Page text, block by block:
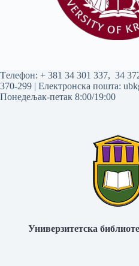
Tелефон: + 381 34 301 337, 34
370-299 | Електронска пошта:
Понедељак-петак 8:00/19:00
Универзитетска